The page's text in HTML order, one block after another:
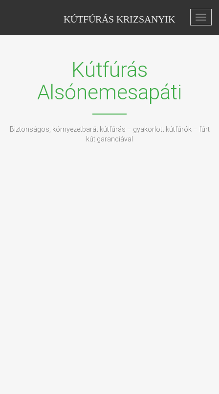
KÚTFÚRÁS KRIZSANYIK
Kútfúrás
Alsónemesapáti
Biztonságos, környezetbarát kútfúrás – gyakorlott kútfúrók – fúrt
kút garanciával